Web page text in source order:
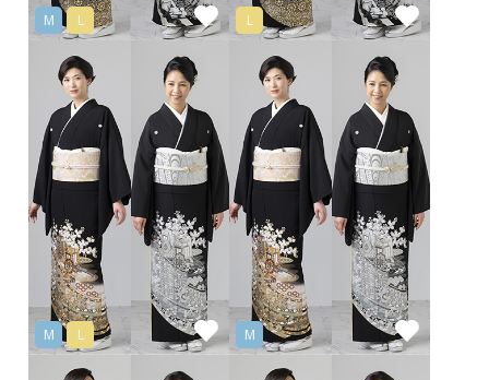
M L L
M L M